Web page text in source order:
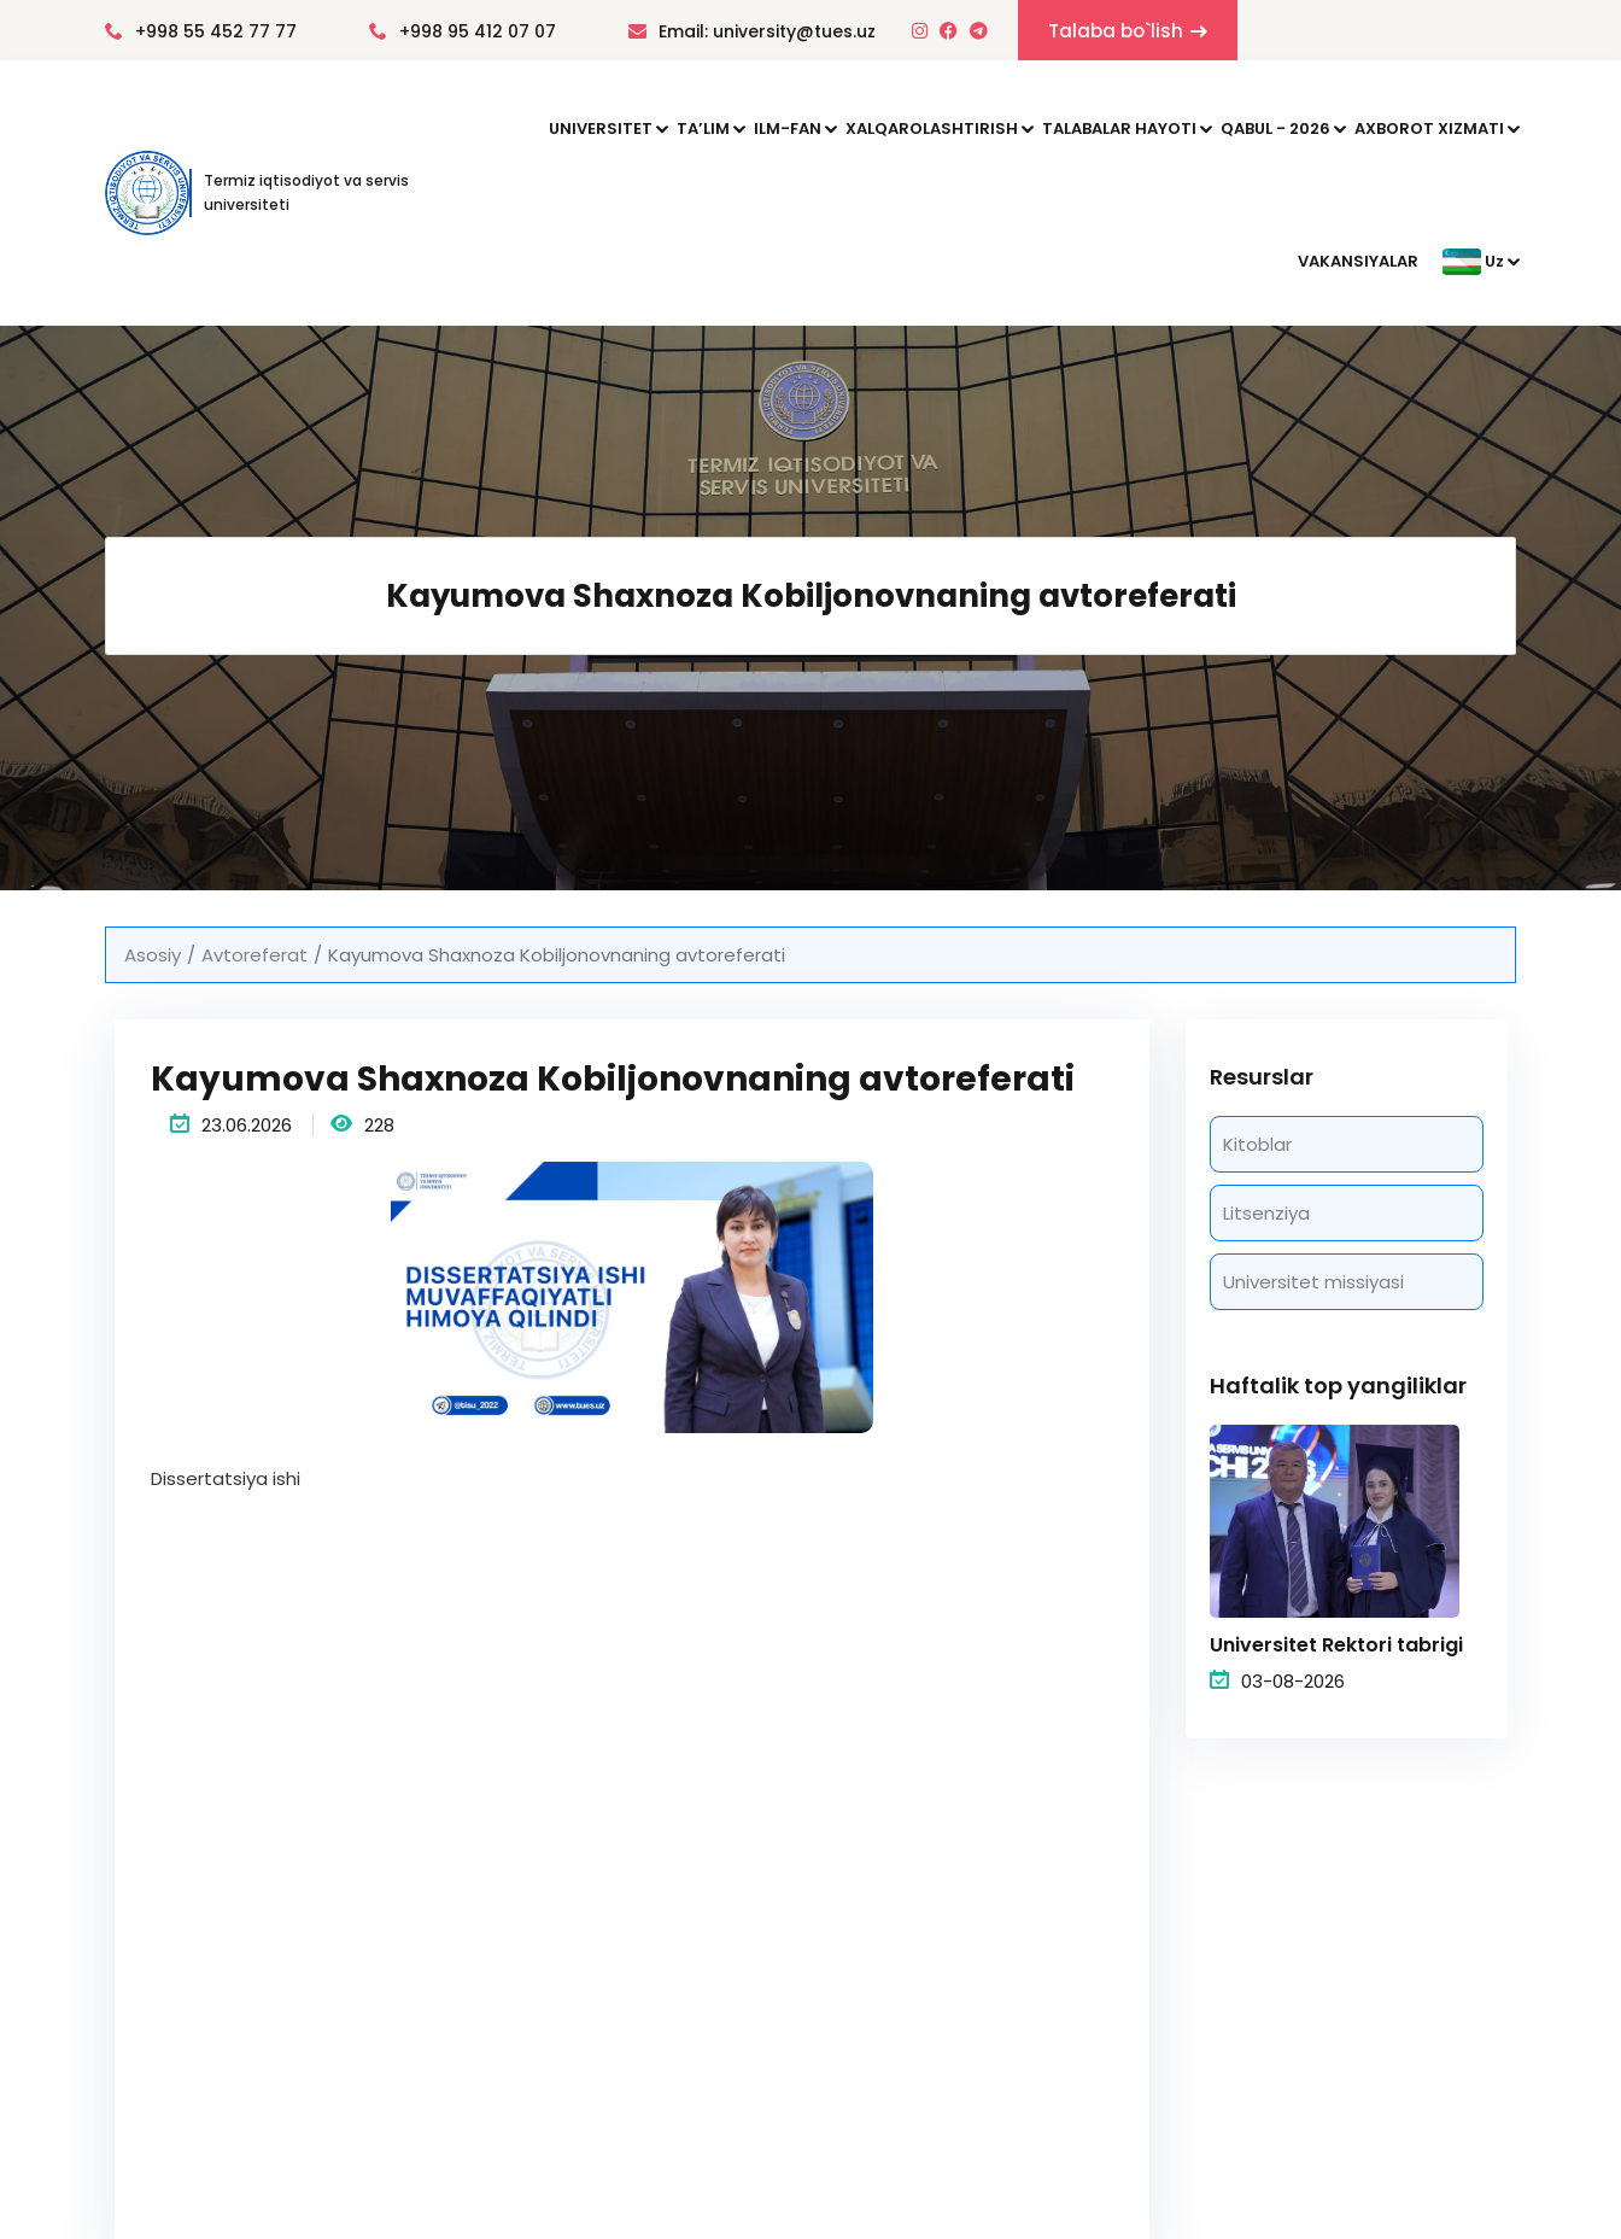
+998 55 452 77 77 +998 95 412 07 07 Email: university@tues.uz Talaba bo`lish
Termiz iqtisodiyot va servis
universiteti
UNIVERSITET TAʼLIM ILM-FAN XALQAROLASHTIRISH TALABALAR HAYOTI QABUL - 2026 AXBOROT XIZMATI
VAKANSIYALAR Uz
Kayumova Shaxnoza Kobiljonovnaning avtoreferati
Asosiy Avtoreferat Kayumova Shaxnoza Kobiljonovnaning avtoreferati
Kayumova Shaxnoza Kobiljonovnaning avtoreferati
23.06.2026 228
Dissertatsiya ishi
Resurslar
Kitoblar
Litsenziya
Universitet missiyasi
Haftalik top yangiliklar
Universitet Rektori tabrigi
03-08-2026